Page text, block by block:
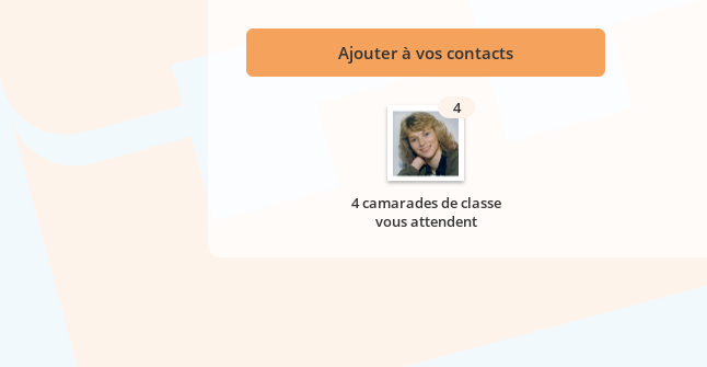
Ajouter à vos contacts
4
4 camarades de classe
vous attendent